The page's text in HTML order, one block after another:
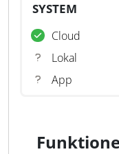
SYSTEM
Cloud
Lokal
App